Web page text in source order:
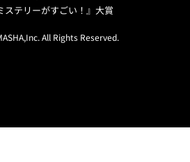
ステリーがすごい！』大賞
All Rights Reserved.